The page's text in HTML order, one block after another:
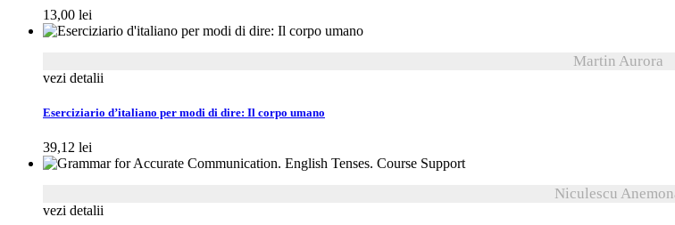
13,00 lei
Martin Aurora
vezi detalii
Eserciziario d’italiano per modi di dire: Il corpo umano
39,12 lei
Niculescu
vezi detalii